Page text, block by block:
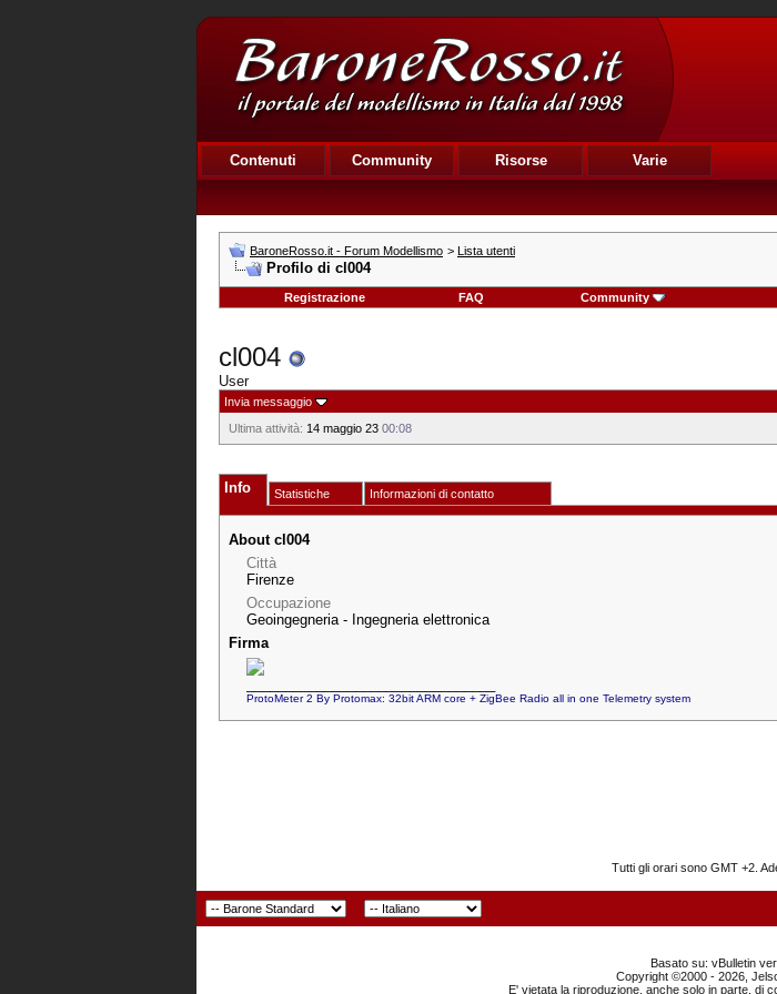
Contenuti Community Risorse Varie
BaroneRosso.it - Forum Modellismo > Lista utenti
Profilo di cl004
Registrazione
FAQ Community
cl004
User
Invia messaggio
Ultima attività: 14 maggio 23 00:08
Info Statistiche Informazioni di contatto
About cl004
Città
Firenze
Occupazione
Geoingegneria - Ingegneria elettronica
Firma
ProtoMeter 2 By Protomax: 32bit ARM core + ZigBee Radio all in one Telemetry system
Tutti gli orari sono GMT +2.
Basato su: vBulletin
Copyright ©2000 - 2026,
E' vietata la riproduzione, anche solo in parte, di